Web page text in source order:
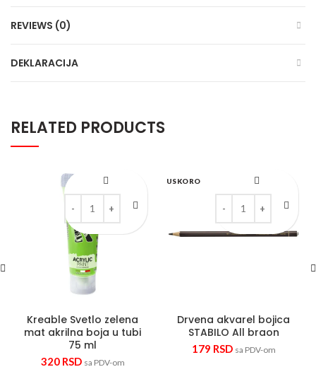
REVIEWS (0)
DEKLARACIJA
RELATED PRODUCTS
Kreable Svetlo zelena
mat akrilna boja u tubi
75 ml
320 RSD sa PDV-om
Kreable Svetlo zelena mat akrilna boja u tubi 75 ml
USKORO
Drvena akvarel bojica
STABILO All braon
179 RSD sa PDV-om
Drvena akvarel bojica